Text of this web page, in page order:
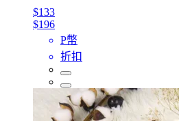
$133
$196
P幣
折扣